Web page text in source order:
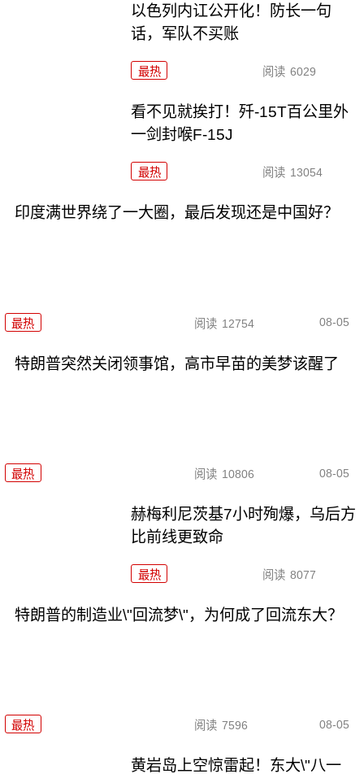
以色列内讧公开化！防长一句
话，军队不买账
最热 阅读 6029
看不见就挨打！歼-15T百公里外
一剑封喉F-15J
最热 阅读 13054
印度满世界绕了一大圈，最后发现还是中国好？
最热 阅读 12754 08-05
特朗普突然关闭领事馆，高市早苗的美梦该醒了
最热 阅读 10806 08-05
赫梅利尼茨基7小时殉爆，乌后方
比前线更致命
最热 阅读 8077
特朗普的制造业\"回流梦\"，为何成了回流东大？
最热 阅读 7596 08-05
黄岩岛上空惊雷起！东大\"八一